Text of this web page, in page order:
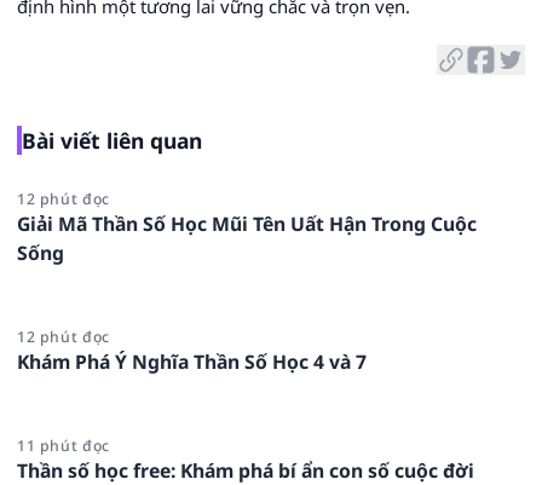
định hình một tương lai vững chắc và trọn vẹn.
Bài viết liên quan
12 phút đọc
Giải Mã Thần Số Học Mũi Tên Uất Hận Trong Cuộc
Sống
12 phút đọc
Khám Phá Ý Nghĩa Thần Số Học 4 và 7
11 phút đọc
Thần số học free: Khám phá bí ẩn con số cuộc đời